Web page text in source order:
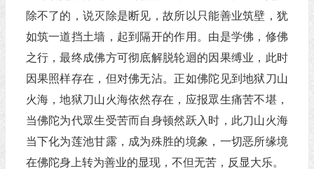
除不了的，说灭除是断见，故所以只能善业筑壁，犹
如筑一道挡土墙，起到隔开的作用。由是学佛，修佛
之行，最终成佛方可彻底解脱轮迴的因果缚业，此时
因果照样存在，但对佛无沾。正如佛陀见到地狱刀山
火海，地狱刀山火海依然存在，应报眾生痛苦不堪，
当佛陀为代眾生受苦而自身顿然跃入时，此刀山火海
当下化为莲池甘露，成为殊胜的境象，一切恶所缘境
在佛陀身上转为善业的显现，不但无苦，反显大乐。